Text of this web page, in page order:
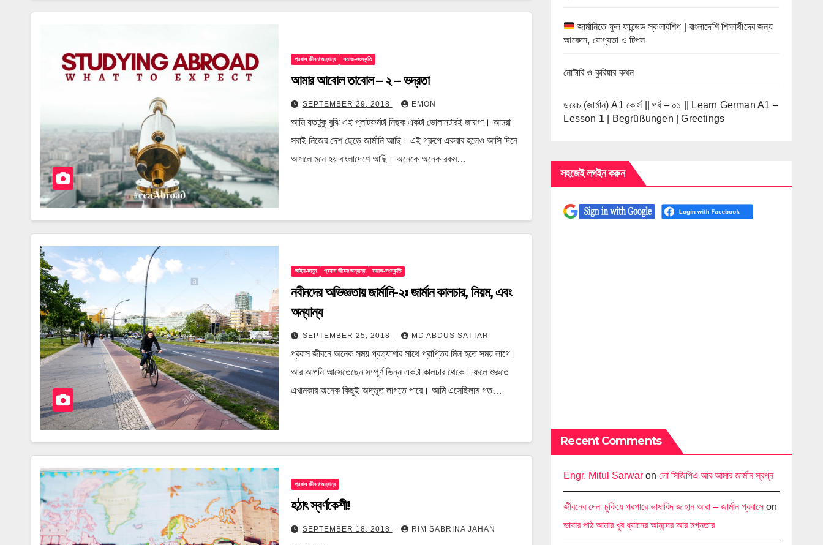
প্রবাস জীবন/অন্যান্য সমাজ-সংস্কৃতি
আমার আবোল তাবোল – ২ – ভদ্রতা
SEPTEMBER 29, 2018 EMON
আমি যতটুকু বুঝি এই প্লাটফর্মটা নিছক একটা ভোলানটারই জায়গা। আমরা
সবাই নিজের দেশ ছেড়ে জার্মানি আছি। এই গ্রুপে একবার হলেও আসি দিনে
আসলে মনে হয় বাংলাদেশে আছি। অনেকে অনেক রকম…
আইন-কানুন প্রবাস জীবন/অন্যান্য সমাজ-সংস্কৃতি
নবীনদের অভিজ্ঞতায় জার্মানি-২ঃ জার্মান কালচার, নিয়ম, এবং
অন্যান্য
SEPTEMBER 25, 2018 MD ABDUS SATTAR
প্রবাস জীবনে অনেক সময় প্রত্যাশার সাথে প্রাপ্তির মিল হতে সময় লাগে।
আর আপনি আসেতেছেন সম্পূর্ণ ভিন্ন একটা কালচার থেকে। ফলে শুরুতে
এখানকার অনেক কিছুই অদ্ভূত লাগতে পারে। আমি এসেছিলাম গত…
প্রবাস জীবন/অন্যান্য
হঠাৎ স্বর্ণকেশী!
SEPTEMBER 18, 2018 RIM SABRINA JAHAN
জার্মানিতে ফুল ফান্ডেড স্কলারশিপ | বাংলাদেশি শিক্ষার্থীদের জন্য
আবেদন, যোগ্যতা ও টিপস
নোটারি ও কুরিয়ার কথন
ডয়েচ (জার্মান) A1 কোর্স || পর্ব – ০১ || Learn German A1 –
Lesson 1 | Begrüßungen | Greetings
সহজেই লগইন করুন
Recent Comments
Engr. Mitul Sarwar onলো সিজিপিএ আর আমার জার্মান স্বপ্ন
জীবনের দেনা চুকিয়ে পরপারে ভাষাবিদ জাহান আরা – জার্মান প্রবাসেon
ভাষার পাঠ আমার খুব ধ্যানের আনন্দের আর মগ্নতার